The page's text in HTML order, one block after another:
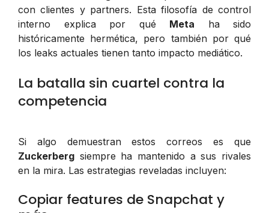
con clientes y partners. Esta filosofía de control
interno explica por qué Meta ha sido
históricamente hermética, pero también por qué
los leaks actuales tienen tanto impacto mediático.
La batalla sin cuartel contra la
competencia
Si algo demuestran estos correos es que
Zuckerberg siempre ha mantenido a sus rivales
en la mira. Las estrategias reveladas incluyen:
Copiar features de Snapchat y